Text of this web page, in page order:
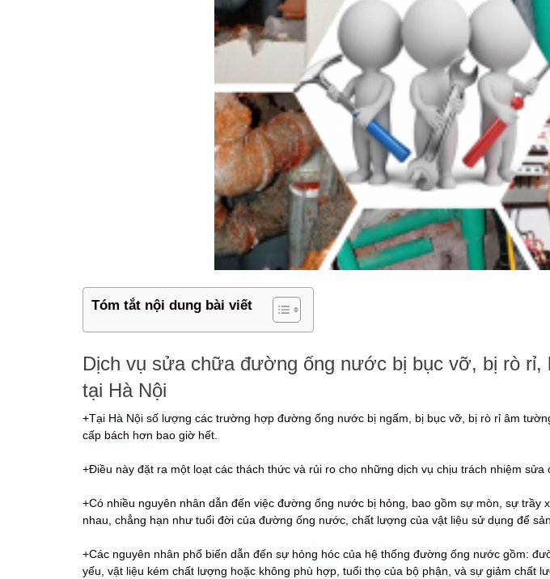
Tóm tắt nội dung bài viết
Dịch vụ sửa chữa đường ống nước bị bục vỡ, bị rò
tại Hà Nội
+Tại Hà Nội số lượng các trường hợp đường ống nước bị ngấm, bị bục vỡ, bị rò rỉ âm
cấp bách hơn bao giờ hết.
+Điều này đặt ra một loạt các thách thức và rủi ro cho những dịch vụ chịu trách nhiệm
+Có nhiều nguyên nhân dẫn đến việc đường ống nước bị hỏng, bao gồm sự mòn, sự
nhau, chẳng hạn như tuổi đời của đường ống nước, chất lượng của vật liệu sử dụng để
+Các nguyên nhân phổ biến dẫn đến sự hỏng hóc của hệ thống đường ống nước gồm:
yếu, vật liệu kém chất lượng hoặc không phù hợp, tuổi thọ của bộ phận, và sự giảm chất